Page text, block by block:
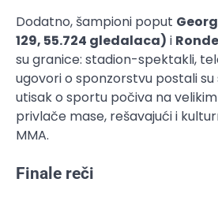
Dodatno, šampioni poput
129, 55.724 gledalaca) i
su granice: stadion-spektakli,
ugovori o sponzorstvu postali
utisak o sportu počiva na
privlače mase, rešavajući i
MMA.
Finale reči